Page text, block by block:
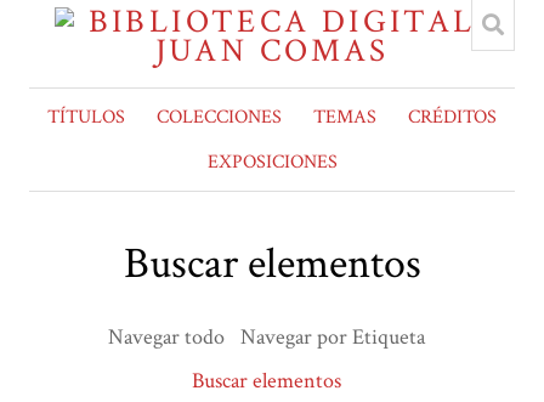
TÍTULOS COLECCIONES TEMAS
CRÉDITOS
EXPOSICIONES
Buscar elementos
Navegar todo Navegar por Etiqueta
Buscar elementos